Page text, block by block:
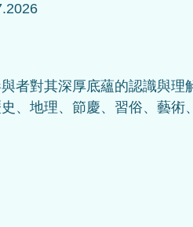
者對其深厚底蘊的認識與理
、地理、節慶、習俗、藝術